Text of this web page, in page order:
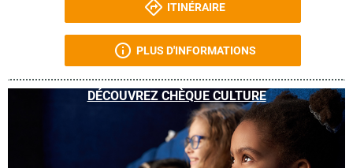
ITINÉRAIRE
PLUS D'INFORMATIONS
DÉCOUVREZ CHÈQUE CULTURE